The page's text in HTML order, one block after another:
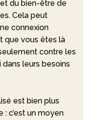
du bien-être de
Cela peut
connexion
que vous êtes là
contre les
leurs besoins
est bien plus
: c’est un moyen